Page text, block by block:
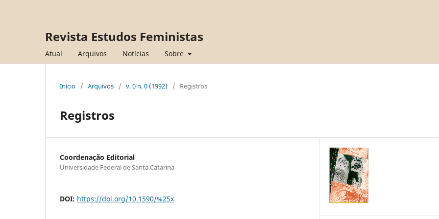
Revista Estudos Feministas
Atual Arquivos Notícias Sobre
Início / Arquivos / v. 0 n. 0 (1992) / Registros
Registros
Coordenação Editorial
Universidade Federal de Santa Catarina
DOI: https://doi.org/10.1590/%25x